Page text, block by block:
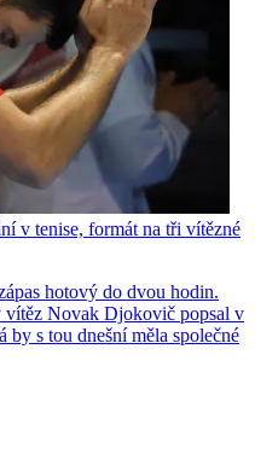
v tenise, formát na tři vítězné
hotový do dvou hodin.
vítěz Novak Djokovič popsal v
by s tou dnešní měla společné